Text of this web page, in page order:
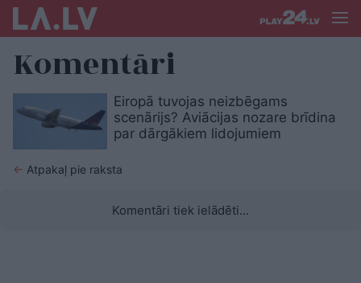
Komentāri
Eiropā tuvojas neizbēgams
scenārijs? Aviācijas nozare brīdina
par dārgākiem lidojumiem
← Atpakaļ pie raksta
Komentāri tiek ielādēti...